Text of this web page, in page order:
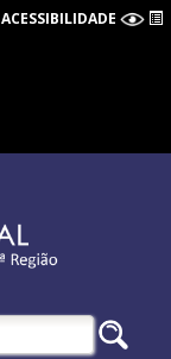
ACESSIBILIDADE